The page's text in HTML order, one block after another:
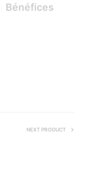
Bénéfices
NEXT PRODUCT